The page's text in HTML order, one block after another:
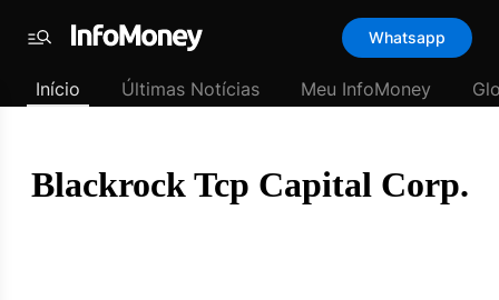
padrão
Últimas
InfoMoney
Menu
Whatsapp
Início Últimas Notícias Meu InfoMoney
Blackrock Tcp Capital Corp.